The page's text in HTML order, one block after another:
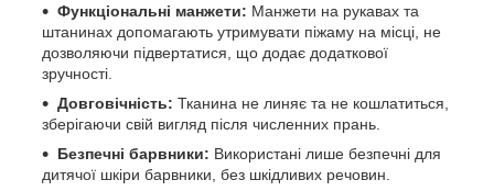
Функціональні манжети: Манжети на рукавах та
штанинах допомагають утримувати піжаму на місці, не
дозволяючи підвертатися, що додає додаткової
зручності.
Довговічність: Тканина не линяє та не кошлатиться,
зберігаючи свій вигляд після численних прань.
Безпечні барвники: Використані лише безпечні для
дитячої шкіри барвники, без шкідливих речовин.